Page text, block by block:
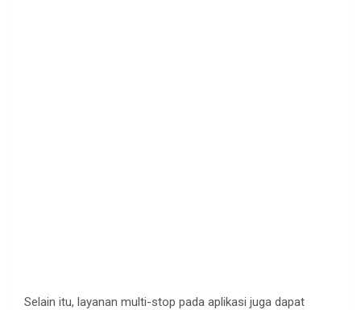
Selain itu, layanan multi-stop pada aplikasi juga dapat